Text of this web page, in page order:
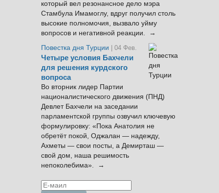
который вел резонансное дело мэра
Стамбула Имамоглу, вдруг получил столь
высокие полномочия, вызвало уйму
вопросов и негативной реакции. →
Повестка дня Турции
| 04 Фев.
Четыре условия Бахчели
для решения курдского
вопроса
Во вторник лидер Партии
националистического движения (ПНД)
Девлет Бахчели на заседании
парламентской группы озвучил ключевую
формулировку: «Пока Анатолия не
обретёт покой, Оджалан — надежду,
Ахметы — свои посты, а Демирташ —
свой дом, наша решимость
непоколебима». →